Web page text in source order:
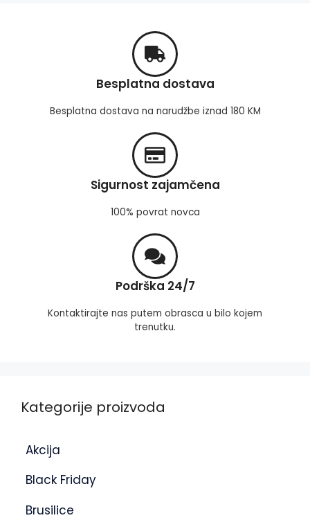
Besplatna dostava
Besplatna dostava na narudžbe iznad 180 KM
Sigurnost zajamčena
100% povrat novca
Podrška 24/7
Kontaktirajte nas putem obrasca u bilo kojem
trenutku.
Kategorije proizvoda
Akcija
Black Friday
Brusilice